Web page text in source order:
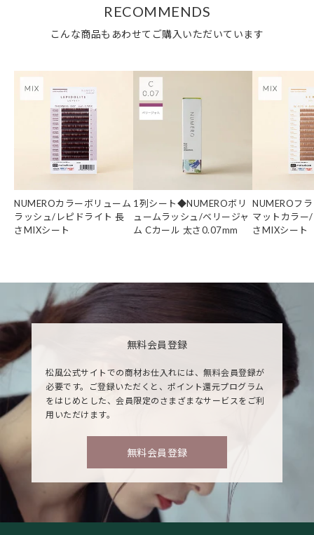
RECOMMENDS
こんな商品もあわせてご購入いただいています
NUMEROカラーボリューム
ラッシュ/レピドライト 長
さMIXシート
1列シート◆NUMEROボリ
ュームラッシュ/ベリージャ
ム Cカール 太さ0.07mm
NUMEROフ
マットカラー
さMIXシート
無料会員登録
松風公式サイトでの商材お仕入れには、無料会員登録が
必要です。ご登録いただくと、ポイント還元プログラム
をはじめとした、会員限定のさまざまなサービスをご利
用いただけます。
無料会員登録